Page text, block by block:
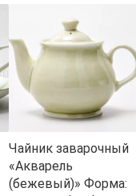
Чайник заварочный
«Акварель
(бежевый)» Форма: